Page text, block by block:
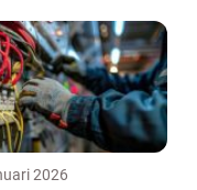
2026